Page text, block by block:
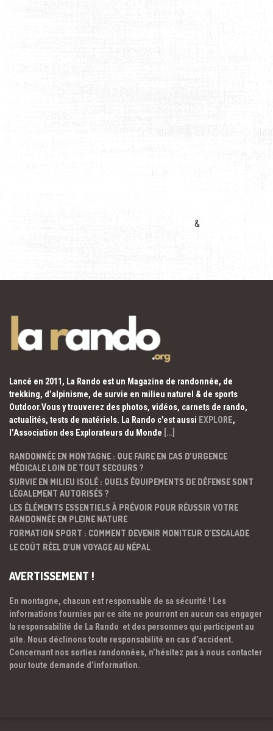
&
Lancé en 2011, La Rando est un Magazine de randonnée, de
trekking, d’alpinisme, de survie en milieu naturel & de sports
Outdoor.Vous y trouverez des photos, vidéos, carnets de rando,
actualités, tests de matériels. La Rando c’est aussi EXPLORE,
l’Association des Explorateurs du Monde […]
RANDONNÉE EN MONTAGNE : QUE FAIRE EN CAS D’URGENCE
MÉDICALE LOIN DE TOUT SECOURS ?
SURVIE EN MILIEU ISOLÉ : QUELS ÉQUIPEMENTS DE DÉFENSE SONT
LÉGALEMENT AUTORISÉS ?
LES ÉLÉMENTS ESSENTIELS À PRÉVOIR POUR RÉUSSIR VOTRE
RANDONNÉE EN PLEINE NATURE
FORMATION SPORT : COMMENT DEVENIR MONITEUR D’ESCALADE
LE COÛT RÉEL D’UN VOYAGE AU NÉPAL
AVERTISSEMENT !
En montagne, chacun est responsable de sa sécurité ! Les
informations fournies par ce site ne pourront en aucun cas engager
la responsabilité de La Rando et des personnes qui participent au
site. Nous déclinons toute responsabilité en cas d’accident.
Concernant nos sorties randonnées, n’hésitez pas à nous contacter
pour toute demande d’information.